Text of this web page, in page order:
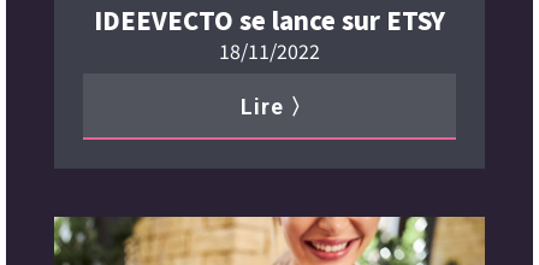
IDEEVECTO se lance sur ETSY
18/11/2022
Lire 〉